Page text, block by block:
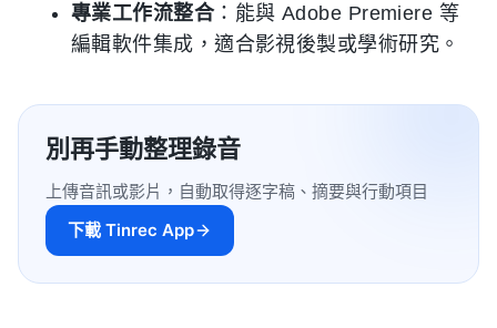
專業工作流整合：能與 Adobe Premiere 等
編輯軟件集成，適合影視後製或學術研究。
別再手動整理錄音
上傳音訊或影片，自動取得逐字稿、摘要與行動項目
下載 Tinrec App